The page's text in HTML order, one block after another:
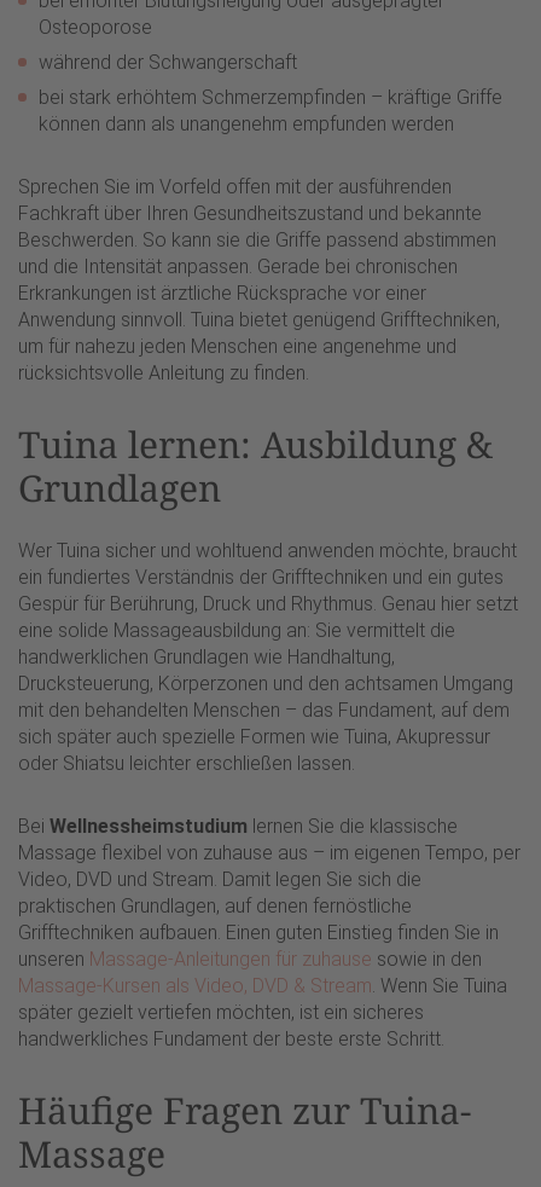
Osteoporose
während der Schwangerschaft
bei stark erhöhtem Schmerzempfinden – kräftige Griffe
können dann als unangenehm empfunden werden
Sprechen Sie im Vorfeld offen mit der ausführenden
Fachkraft über Ihren Gesundheitszustand und bekannte
Beschwerden. So kann sie die Griffe passend abstimmen
und die Intensität anpassen. Gerade bei chronischen
Erkrankungen ist ärztliche Rücksprache vor einer
Anwendung sinnvoll. Tuina bietet genügend Grifftechniken,
um für nahezu jeden Menschen eine angenehme und
rücksichtsvolle Anleitung zu finden.
Tuina lernen: Ausbildung &
Grundlagen
Wer Tuina sicher und wohltuend anwenden möchte, braucht
ein fundiertes Verständnis der Grifftechniken und ein gutes
Gespür für Berührung, Druck und Rhythmus. Genau hier setzt
eine solide Massageausbildung an: Sie vermittelt die
handwerklichen Grundlagen wie Handhaltung,
Drucksteuerung, Körperzonen und den achtsamen Umgang
mit den behandelten Menschen – das Fundament, auf dem
sich später auch spezielle Formen wie Tuina, Akupressur
oder Shiatsu leichter erschließen lassen.
Bei Wellnessheimstudium lernen Sie die klassische
Massage flexibel von zuhause aus – im eigenen Tempo, per
Video, DVD und Stream. Damit legen Sie sich die
praktischen Grundlagen, auf denen fernöstliche
Grifftechniken aufbauen. Einen guten Einstieg finden Sie in
unseren Massage-Anleitungen für zuhause sowie in den
Massage-Kursen als Video, DVD & Stream . Wenn Sie Tuina
später gezielt vertiefen möchten, ist ein sicheres
handwerkliches Fundament der beste erste Schritt.
Häufige Fragen zur Tuina-
Massage